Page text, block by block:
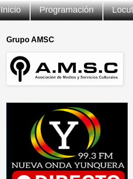
Inicio Programación
Grupo AMSC